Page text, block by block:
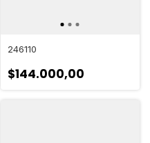
246110
$144.000,00